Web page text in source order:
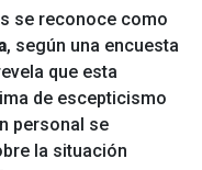
se reconoce como
, según una encuesta
que esta
de escepticismo
personal se
la situación